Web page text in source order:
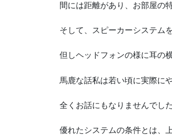
間には距離があり、お部屋の
そして、スピーカーシステム
但しヘッドフォンの様に耳の
馬鹿な話私は若い頃に実際に
全くお話にもなりませんでした
優れたシステムの条件とは、